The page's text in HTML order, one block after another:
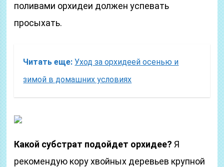
поливами орхидеи должен успевать
просыхать.
Читать еще: Уход за орхидеей осенью и
зимой в домашних условиях
Какой субстрат подойдет орхидее? Я
рекомендую кору хвойных деревьев крупной